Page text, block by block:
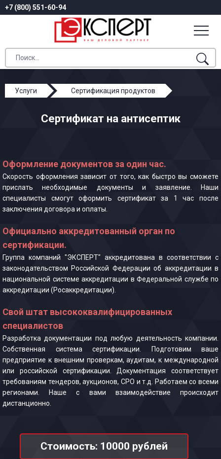
+7 (800) 551-60-94
Услуги
Сертификация продуктов
Сертификат на антисептик
Оформление документов за один час.
Скорость оформления зависит от того, как быстро вы сможете
прислать необходимые документы и заявление. Наши
специалисты смогут оформить сертификат за 1 час после
заключения договора и оплаты.
Официально аккредитованный орган по
сертификации.
Группа компаний "ЭКСПЕРТ" аккредитована в соответствии с
законодательством Российской Федерации об аккредитации в
национальной системе аккредитации в Федеральной службе по
аккредитации (Росаккредитации).
Свой штат высококвалифицированных
специалистов
Разработка документации под любую деятельность компании.
Собственная система сертификации. Подготовим ваше
предприятие к внешним проверкам, аудитам, к международной
или российской сертификации. Документация соответствует
требованиям тендеров, аукционов, СРО и т.д. Работаем со всеми
регионами. Наше с вами взаимодействие происходит
дистанционно.
Стоимость: 10000 рублей